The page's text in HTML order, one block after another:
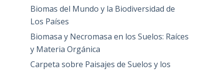
Biomas del Mundo y la Biodiversidad de
Los Países
Biomasa y Necromasa en los Suelos: Raíces
y Materia Orgánica
Carpeta sobre Paisajes de Suelos y los